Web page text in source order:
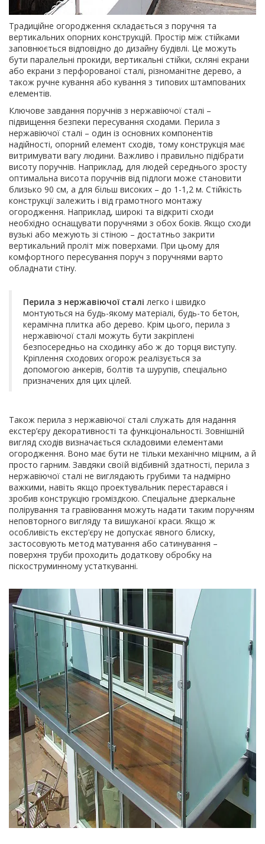
Традиційне огородження складається з поручня та
вертикальних опорних конструкцій. Простір між стійками
заповнюється відповідно до дизайну будівлі. Це можуть
бути паралельні прокиди, вертикальні стійки, скляні екрани
або екрани з перфорованої сталі, різноманітне дерево, а
також ручне кування або кування з типових штампованих
елементів.
Ключове завдання поручнів з нержавіючої сталі –
підвищення безпеки пересування сходами. Перила з
нержавіючої сталі – один із основних компонентів
надійності, опорний елемент сходів, тому конструкція має
витримувати вагу людини. Важливо і правильно підібрати
висоту поручнів. Наприклад, для людей середнього зросту
оптимальна висота поручнів від підлоги може становити
близько 90 см, а для більш високих – до 1-1,2 м. Стійкість
конструкції залежить і від грамотного монтажу
огородження. Наприклад, широкі та відкриті сходи
необхідно оснащувати поручнями з обох боків. Якщо сходи
вузькі або межують зі стіною – достатньо закрити
вертикальний проліт між поверхами. При цьому для
комфортного пересування поруч з поручнями варто
обладнати стіну.
Перила з нержавіючої сталі легко і швидко
монтуються на будь-якому матеріалі, будь-то бетон,
керамічна плитка або дерево. Крім цього, перила з
нержавіючої сталі можуть бути закріплені
безпосередньо на сходинку або ж до торця виступу.
Кріплення сходових огорож реалізується за
допомогою анкерів, болтів та шурупів, спеціально
призначених для цих цілей.
Також перила з нержавіючої сталі служать для надання
екстер’єру декоративності та функціональності. Зовнішній
вигляд сходів визначається складовими елементами
огородження. Воно має бути не тільки механічно міцним, а й
просто гарним. Завдяки своїй відбивній здатності, перила з
нержавіючої сталі не виглядають грубими та надмірно
важкими, навіть якщо проектувальник перестарався і
зробив конструкцію громіздкою. Спеціальне дзеркальне
полірування та гравіювання можуть надати таким поручням
неповторного вигляду та вишуканої краси. Якщо ж
особливість екстер’єру не допускає явного блиску,
застосовують метод матування або сатинування –
поверхня труби проходить додаткову обробку на
піскоструминному устаткуванні.